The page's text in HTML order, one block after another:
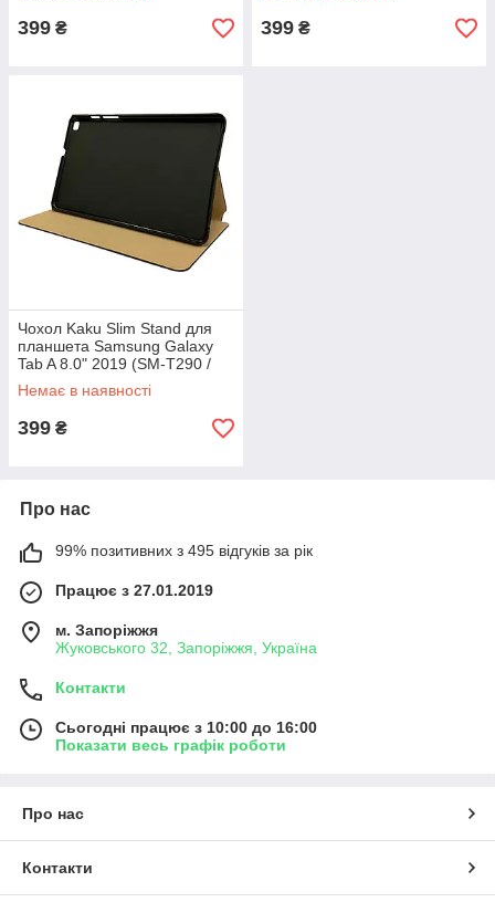
399 ₴ 399 ₴
Чохол Kaku Slim Stand для
планшета Samsung Galaxy
Tab A 8.0" 2019 (SM-T290 /
T295 / T297) - Black
Немає в наявності
399 ₴
Про нас
99% позитивних з 495 відгуків за рік
Працює з 27.01.2019
м. Запоріжжя
Жуковського 32, Запоріжжя, Україна
Контакти
Сьогодні працює з 10:00 до 16:00
Показати весь графік роботи
Про нас
Контакти